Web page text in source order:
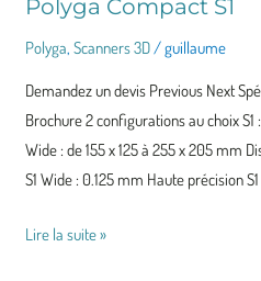
Polyga Compact S1
Polyga,Scanners 3D/guillaume
Demandez un devis Previous Next
Brochure 2 configurations au choix S1
Wide : de 155 x 125 à 255 x 205 mm
S1 Wide : 0.125 mm Haute précision S1
Polyga
Compact
Lire la suite »